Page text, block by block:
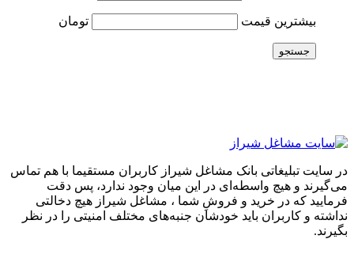
بیشترین قیمت تومان
جستجو
در سایت تبلیغاتی بانک مشاغل شیراز کاربران مستقیما با هم تماس
می‌گیرند و هیچ واسطه‌ای در این میان وجود ندارد، پس دقت
فرمایید که در خرید و فروشِ شما ، مشاغل شیراز هیچ دخالتی
نداشته و کاربران باید خودشان جنبه‌های مختلف امنیتی را در نظر
بگیرند.